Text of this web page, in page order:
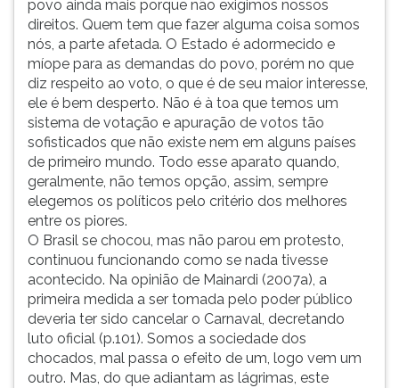
povo ainda mais porque não exigimos nossos
direitos. Quem tem que fazer alguma coisa somos
nós, a parte afetada. O Estado é adormecido e
míope para as demandas do povo, porém no que
diz respeito ao voto, o que é de seu maior interesse,
ele é bem desperto. Não é à toa que temos um
sistema de votação e apuração de votos tão
sofisticados que não existe nem em alguns países
de primeiro mundo. Todo esse aparato quando,
geralmente, não temos opção, assim, sempre
elegemos os políticos pelo critério dos melhores
entre os piores.
O Brasil se chocou, mas não parou em protesto,
continuou funcionando como se nada tivesse
acontecido. Na opinião de Mainardi (2007a), a
primeira medida a ser tomada pelo poder público
deveria ter sido cancelar o Carnaval, decretando
luto oficial (p.101). Somos a sociedade dos
chocados, mal passa o efeito de um, logo vem um
outro. Mas, do que adiantam as lágrimas, este